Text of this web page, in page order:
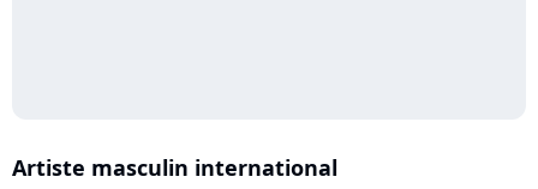
Artiste masculin international